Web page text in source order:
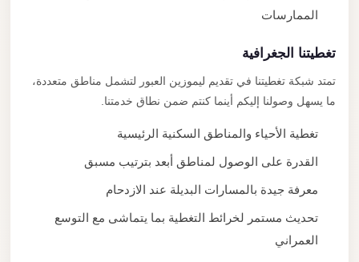
الممارسات
تغطيتنا الجغرافية
تمتد شبكة تغطيتنا في تقديم ليموزين العبور لتشمل مناطق متعددة،
ما يسهل وصولنا إليكم أينما كنتم ضمن نطاق خدمتنا.
تغطية الأحياء والمناطق السكنية الرئيسية
القدرة على الوصول لمناطق أبعد بترتيب مسبق
معرفة جيدة بالمسارات البديلة عند الازدحام
تحديث مستمر لخرائط التغطية بما يتماشى مع التوسع
العمراني